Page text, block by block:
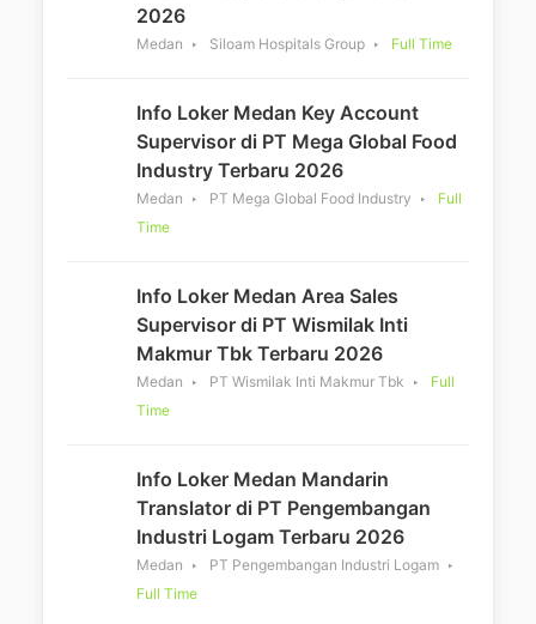
2026
Medan Siloam Hospitals Group Full Time
Info Loker Medan Key Account
Supervisor di PT Mega Global Food
Industry Terbaru 2026
Medan PT Mega Global Food Industry
Full
Time
Info Loker Medan Area Sales
Supervisor di PT Wismilak Inti
Makmur Tbk Terbaru 2026
Medan PT Wismilak Inti Makmur Tbk
Full
Time
Info Loker Medan Mandarin
Translator di PT Pengembangan
Industri Logam Terbaru 2026
Medan
PT Pengembangan Industri Logam
Full Time